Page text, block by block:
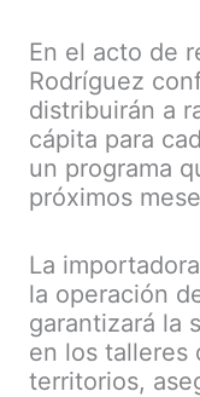
En el acto de
Rodríguez
distribuirán a
cápita para
un programa
próximos
La
la operación
garantizará la
en los talleres
territorios,